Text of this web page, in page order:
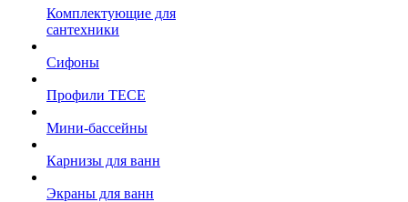
Комплектующие для
сантехники
Сифоны
Профили TECE
Мини-бассейны
Карнизы для ванн
Экраны для ванн